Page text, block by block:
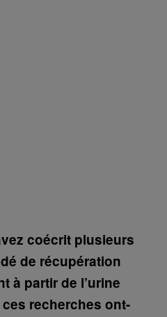
coécrit plusieurs
de récupération
à partir de l’urine
recherches ont-